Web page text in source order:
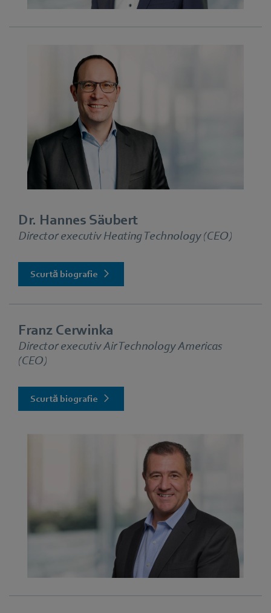
Dr. Hannes Säubert
Director executiv Heating Technology(CEO)
Scurtă biografie
Franz Cerwinka
Director executiv Air Technology Americas
(CEO)
Scurtă biografie